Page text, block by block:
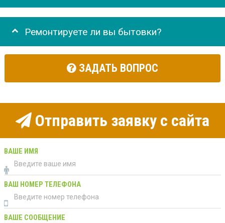
Ремонтируете ли вы бытовки?
ЗАДАТЬ ВОПРОС
Отправить заявку с сайта
ВАШЕ ИМЯ
ВАШ НОМЕР ТЕЛЕФОНА
ВАШЕ СООБЩЕНИЕ